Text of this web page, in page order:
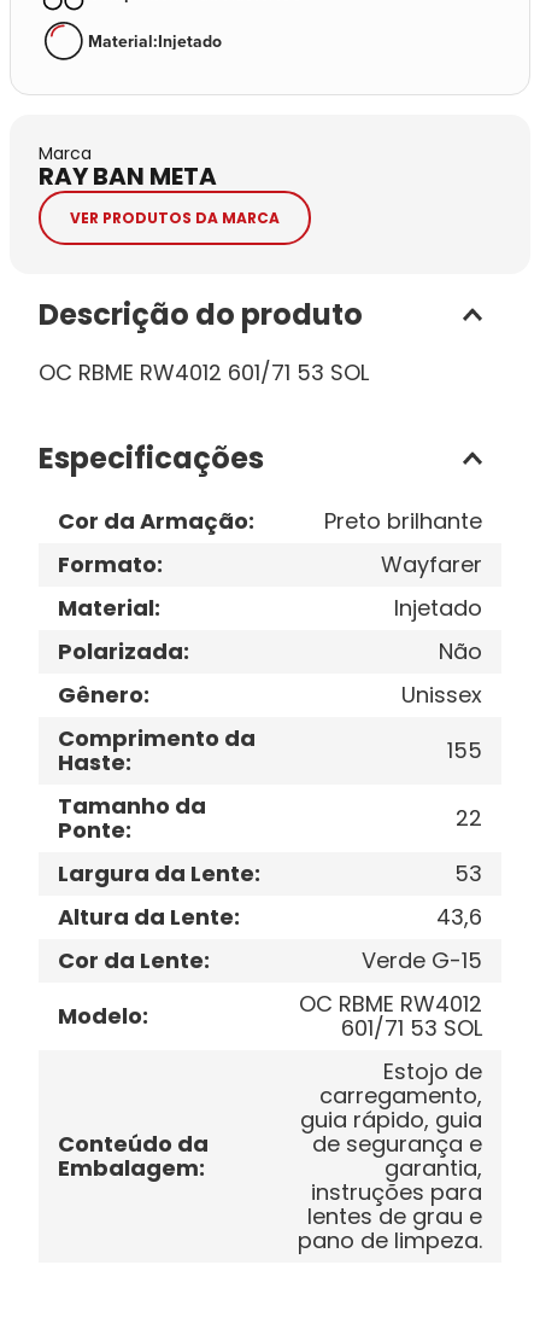
Material:Injetado
Marca
RAY BAN META
VER PRODUTOS DA MARCA
Descrição do produto
OC RBME RW4012 601/71 53 SOL
Especificações
Cor da Armação:
Preto brilhante
Formato:
Wayfarer
Material:
Injetado
Polarizada:
Não
Gênero:
Unissex
Comprimento da
Haste:
155
Tamanho da
Ponte:
22
Largura da Lente:
53
Altura da Lente:
43,6
Cor da Lente:
Verde G-15
Modelo:
OC RBME RW4012
601/71 53 SOL
Conteúdo da
Embalagem:
Estojo de
carregamento,
guia rápido, guia
de segurança e
garantia,
instruções para
lentes de grau e
pano de limpeza.